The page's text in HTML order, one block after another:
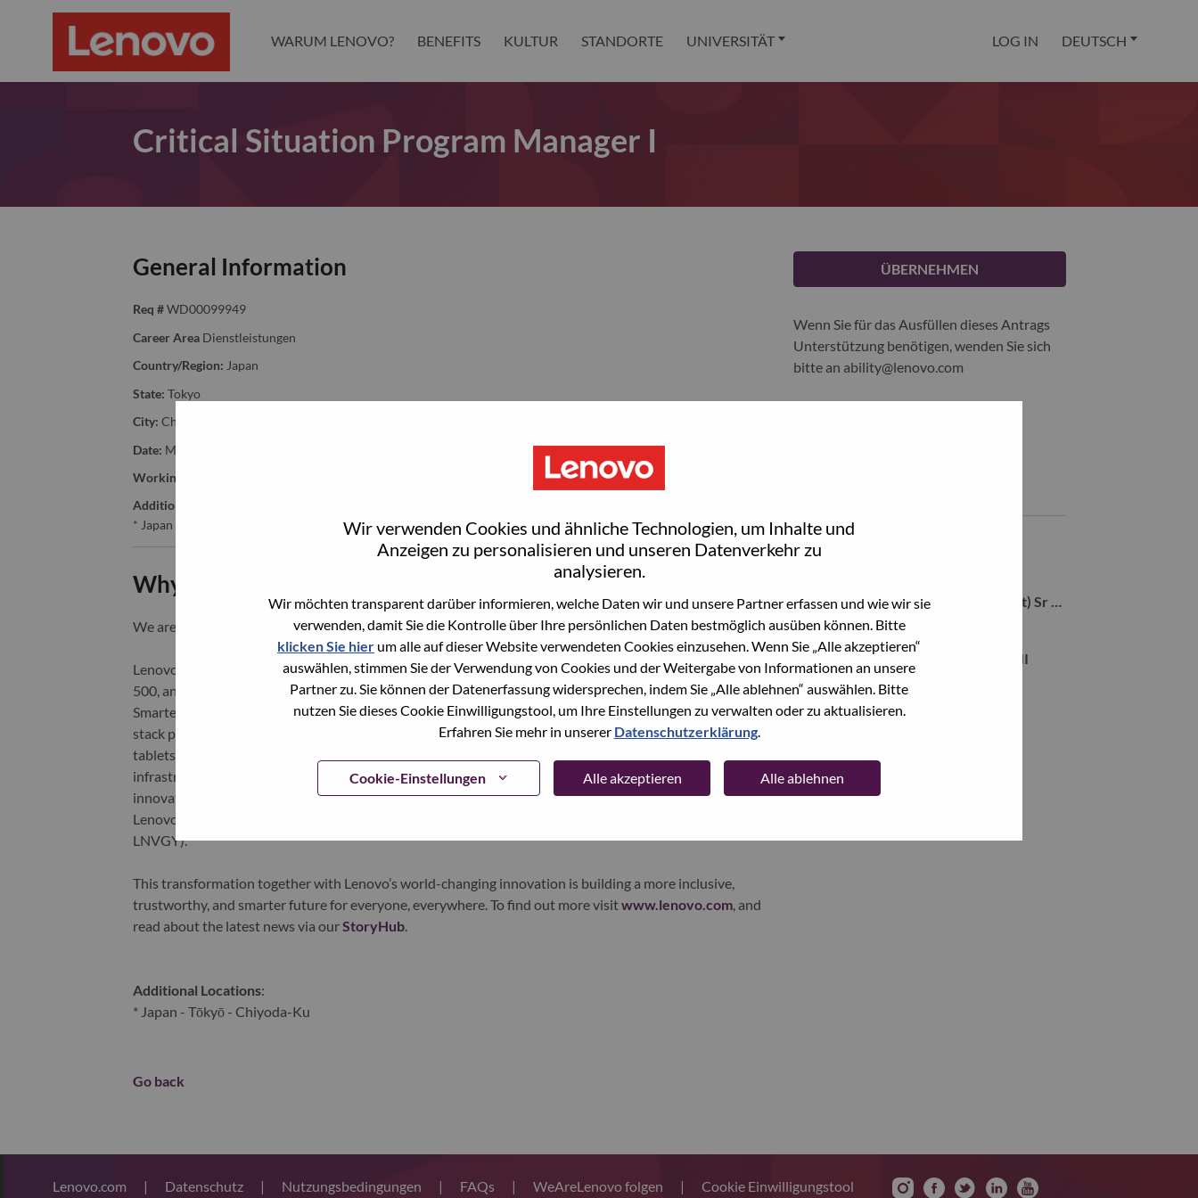
Wir verwenden Cookies und ähnliche Technologien, um Inhalte und
Anzeigen zu personalisieren und unseren Datenverkehr zu
analysieren.
Wir möchten transparent darüber informieren, welche Daten wir und unsere Partner erfassen und wie wir sie
verwenden, damit Sie die Kontrolle über Ihre persönlichen Daten bestmöglich ausüben können. Bitte
klicken Sie hier um alle auf dieser Website verwendeten Cookies einzusehen. Wenn Sie „Alle akzeptieren“
auswählen, stimmen Sie der Verwendung von Cookies und der Weitergabe von Informationen an unsere
Partner zu. Sie können der Datenerfassung widersprechen, indem Sie „Alle ablehnen“ auswählen. Bitte
nutzen Sie dieses Cookie Einwilligungstool, um Ihre Einstellungen zu verwalten oder zu aktualisieren.
Erfahren Sie mehr in unserer Datenschutzerklärung.
Cookie-Einstellungen Alle akzeptieren Alle ablehnen
WARUM LENOVO? BENEFITS KULTUR STANDORTE UNIVERSITÄT LOG IN DEUTSCH
Critical Situation Program Manager I
General Information
Req # WD00099949
Career Area Dienstleistungen
Country/Region: Japan
State: Tokyo
City: Chiyoda-Ku
Date: Montag, Juni 22, 2026
Working Time:
Additional Locations
* Japan - Tōkyō - Chiyoda-Ku
Why Work at Lenovo
We are Lenovo. We do what we say. We own what we do. We WOW our customers.
Lenovo is a US$83 billion revenue global technology powerhouse, ranked #153 in the Fortune Global
500, and serving millions of customers every day in 180 markets. Focused on a bold vision to deliver
Smarter Technology for All, Lenovo has built on its success as the world’s largest PC company with a full-
stack portfolio of AI-enabled, AI-ready, and AI-optimized devices (PCs, workstations, smartphones,
tablets), infrastructure (server, storage, edge, high performance computing and software defined
infrastructure), software, solutions, and services. Lenovo’s continued investment in world-changing
innovation is building a more equitable, trustworthy, and smarter future for everyone, everywhere.
Lenovo is listed on the Hong Kong stock exchange under Lenovo Group Limited (HKSE: 992) (ADR:
LNVGY).
This transformation together with Lenovo’s world-changing innovation is building a more inclusive,
trustworthy, and smarter future for everyone, everywhere. To find out more visitwww.lenovo.com, and
read about the latest news via ourStoryHub.
Additional Locations:
* Japan - Tōkyō - Chiyoda-Ku
Go back
ÜBERNEHMEN
Wenn Sie für das Ausfüllen dieses Antrags
Unterstützung benötigen, wenden Sie sich
bitte an ability@lenovo.com
Service Delivery Manager
SDM (Service Delivery Management) Sr Manager
Chiyoda-Ku, Tokyo, Japan,
Critical Situation Program Manager II
Chiyoda-Ku, Tokyo, Japan,
Lenovo.com | Datenschutz | Nutzungsbedingungen | FAQs | WeAreLenovo folgen | Cookie Einwilligungstool